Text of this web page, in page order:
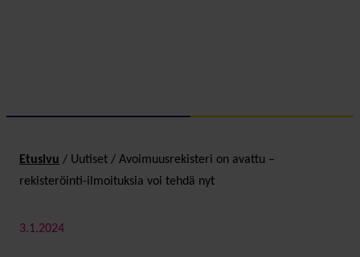
Etusivu / Uutiset / Avoimuusrekisteri on avattu –
rekisteröinti-ilmoituksia voi tehdä nyt
3.1.2024